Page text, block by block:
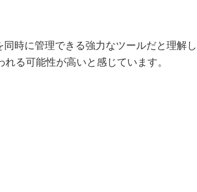
時に管理できる強力なツールだと理解
る可能性が高いと感じています。